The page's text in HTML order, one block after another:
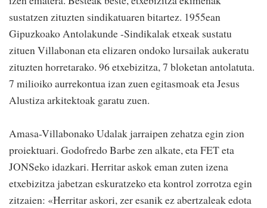
sustatzen zituzten sindikatuaren bitartez. 1955ean
Gipuzkoako Antolakunde -Sindikalak etxeak sustatu
zituen Villabonan eta elizaren ondoko lursailak aukeratu
zituzten horretarako. 96 etxebizitza, 7 bloketan antolatuta.
7 milioiko aurrekontua izan zuen egitasmoak eta Jesus
Alustiza arkitektoak garatu zuen.
Amasa-Villabonako Udalak jarraipen zehatza egin zion
proiektuari. Godofredo Barbe zen alkate, eta FET eta
JONSeko idazkari. Herritar askok eman zuten izena
etxebizitza jabetzan eskuratzeko eta kontrol zorrotza egin
zitzaien: «Herritar askori, zer esanik ez abertzaleak edota